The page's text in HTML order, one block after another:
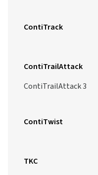
ContiTrack
ContiTrailAttack
ContiTrailAttack 3
ContiTwist
TKC